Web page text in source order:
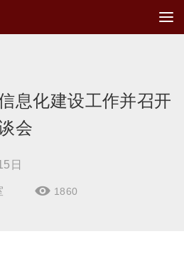
息化建设工作并召开
会
日
 1860